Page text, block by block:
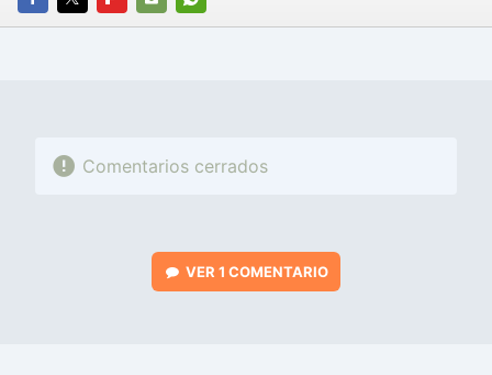
FACEBOOK
TWITTERFLIPBOARD
E-
WHATSAPP
Comentarios cerrados
VER 1 COMENTARIO